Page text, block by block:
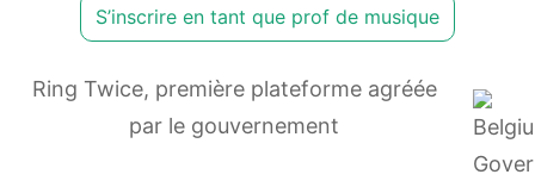
S’inscrire en tant que prof de musique
Ring Twice, première plateforme agréée
par le gouvernement